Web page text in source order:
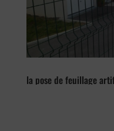
la pose de feuillage